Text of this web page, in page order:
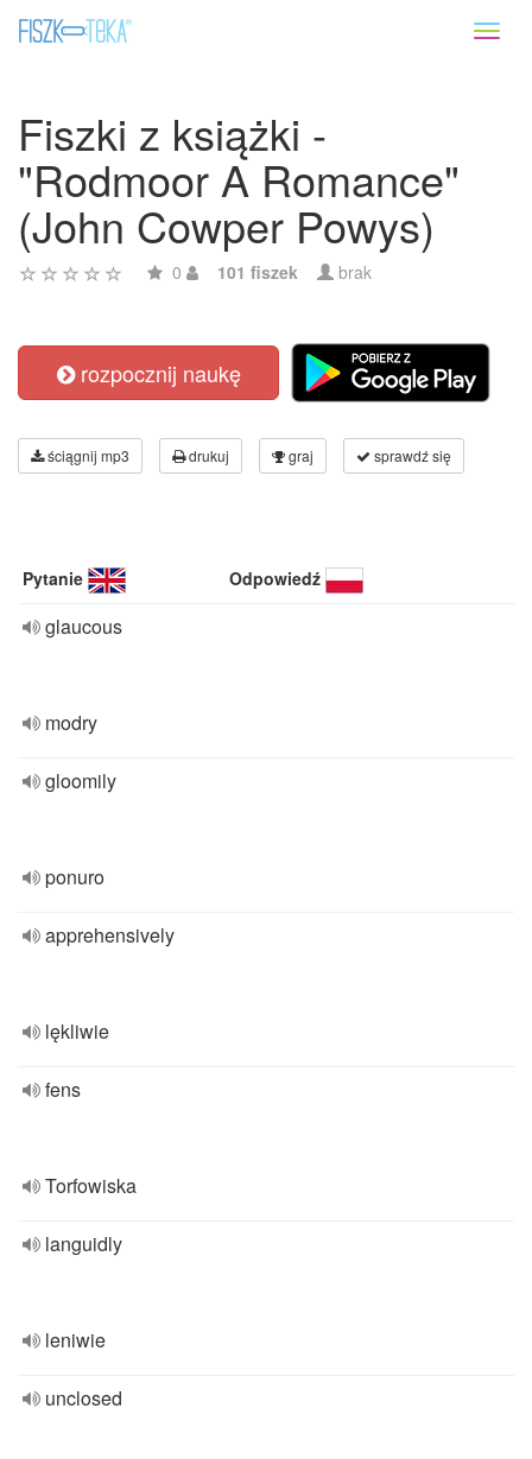
Fiszki z książki -
"Rodmoor A Romance"
(John Cowper Powys)
0 101 fiszek brak
rozpocznij naukę
ściągnij mp3 drukuj graj sprawdź się
Pytanie Odpowiedź
glaucous
modry
gloomily
ponuro
apprehensively
lękliwie
fens
Torfowiska
languidly
leniwie
unclosed